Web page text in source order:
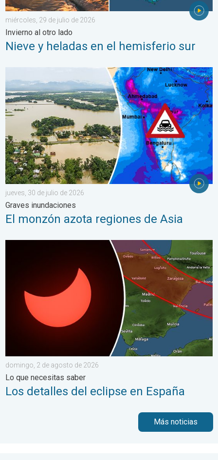
miércoles, 29 de julio de 2026
Invierno al otro lado
Nieve y heladas en el hemisferio sur
El monzón azota regiones de Asia. Graves inundaciones. . .
jueves, 30 de julio de 2026
Graves inundaciones
El monzón azota regiones de Asia
Los detalles del eclipse en España. Lo que necesitas saber.
domingo, 2 de agosto de 2026
Lo que necesitas saber
Los detalles del eclipse en España
Más noticias